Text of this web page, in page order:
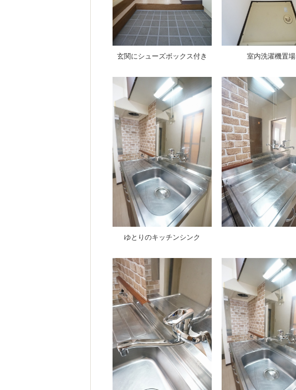
玄関にシューズボックス付き 室内洗濯機置場
ゆとりのキッチンシンク